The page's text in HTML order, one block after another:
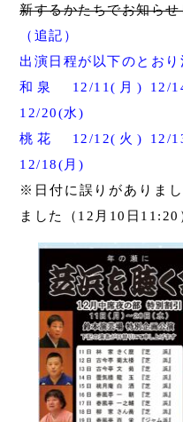
新するかたちでお知ら
（追記）
出演日程が以下のとおり
和泉 12/11(月) 12/
12/20(水)
桃花 12/12(火) 12/
12/18(月)
※日付に誤りがありま
ました（12月10日11:20